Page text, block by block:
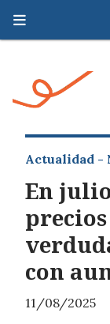
En
con
Actualidad -
11/08/2025